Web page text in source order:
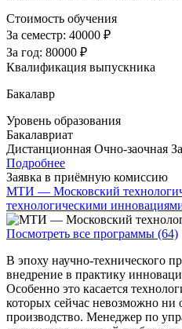
Стоимость обучения
За семестр: 40000 ₽
За год: 80000 ₽
Квалификация выпускника
Бакалавр
Уровень образования
Бакалавриат
Дистанционная Очно-заочная
Подробнее
Заявка в приёмную комиссию
МТИ — Московский
технологическими
Посмотреть все программы (64)
В эпоху научно-технического
внедрение в практику
Особенно это касается
которых сейчас невозможно ни
производство. Менеджер по